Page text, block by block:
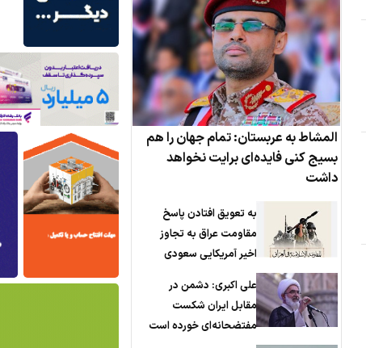
المشاط به عربستان: تمام جهان را هم
بسیج کنی فایده‌ای برایت نخواهد
داشت
به تعویق افتادن پاسخ
مقاومت عراق به تجاوز
اخیر آمریکایی سعودی
علی اکبری: دشمن در
مقابل ایران شکست
مفتضحانه‌ای خورده است